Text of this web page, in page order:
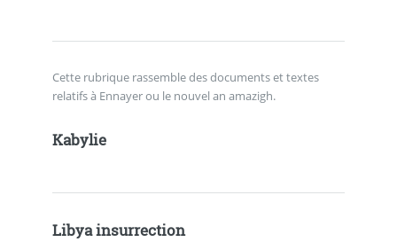
Cette rubrique rassemble des documents et textes
relatifs à Ennayer ou le nouvel an amazigh.
Kabylie
Libya insurrection